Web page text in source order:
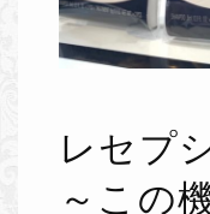
レセプ
～この